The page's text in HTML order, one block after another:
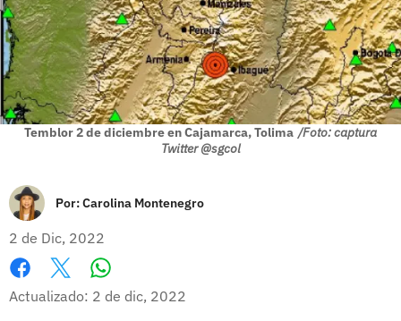
Temblor 2 de diciembre en Cajamarca, Tolima /Foto: captura
Twitter @sgcol
Por:Carolina Montenegro
2 de Dic, 2022
Facebook
X
Actualizado: 2 de dic, 2022